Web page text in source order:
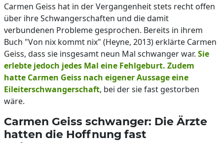
Carmen Geiss hat in der Vergangenheit stets recht offen
über ihre Schwangerschaften und die damit
verbundenen Probleme gesprochen. Bereits in ihrem
Buch "Von nix kommt nix" (Heyne, 2013) erklärte Carmen
Geiss, dass sie insgesamt neun Mal schwanger war. Sie
erlebte jedoch jedes Mal eine Fehlgeburt. Zudem
hatte Carmen Geiss nach eigener Aussage eine
Eileiterschwangerschaft, bei der sie fast gestorben
wäre.
Carmen Geiss schwanger: Die Ärzte
hatten die Hoffnung fast